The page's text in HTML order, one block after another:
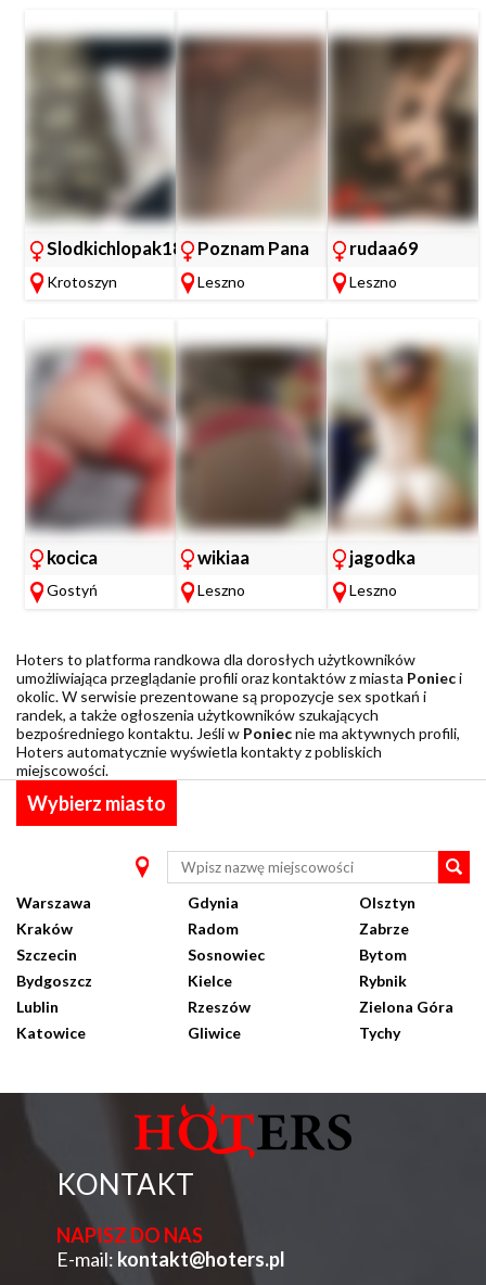
Slodkichlopak18
Krotoszyn
Poznam Pana
Leszno
rudaa69
Leszno
kocica
Gostyń
wikiaa
Leszno
jagodka
Leszno
Hoters to platforma randkowa dla dorosłych użytkowników
umożliwiająca przeglądanie profili oraz kontaktów z miasta Ponieci
okolic. W serwisie prezentowane są propozycje sex spotkań i
randek, a także ogłoszenia użytkowników szukających
bezpośredniego kontaktu. Jeśli w Poniecnie ma aktywnych profili,
Hoters automatycznie wyświetla kontakty z pobliskich
miejscowości.
Wybierz miasto
Warszawa
Kraków
Szczecin
Bydgoszcz
Lublin
Katowice
Gdynia
Radom
Sosnowiec
Kielce
Rzeszów
Gliwice
Olsztyn
Zabrze
Bytom
Rybnik
Zielona Góra
Tychy
KONTAKT
NAPISZ DO NAS
E-mail: kontakt@hoters.pl